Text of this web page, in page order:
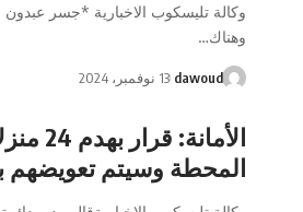
وكالة تليسكوب الاخبارية *جسر عبدون
وهناك…
dawoud 13 نوفمبر، 2024
المحطة وسيتم تعويضهم